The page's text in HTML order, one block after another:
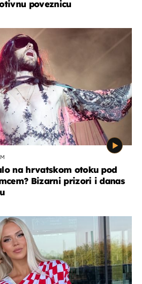
poveznicu
na hrvatskom otoku pod
Bizarni prizori i danas